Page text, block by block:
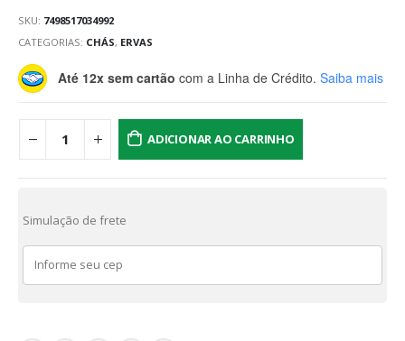
SKU: 7498517034992
CATEGORIAS: CHÁS, ERVAS
Até 12x sem cartão com a Linha de Crédito. Saiba mais
ADICIONAR AO CARRINHO
Simulação de frete